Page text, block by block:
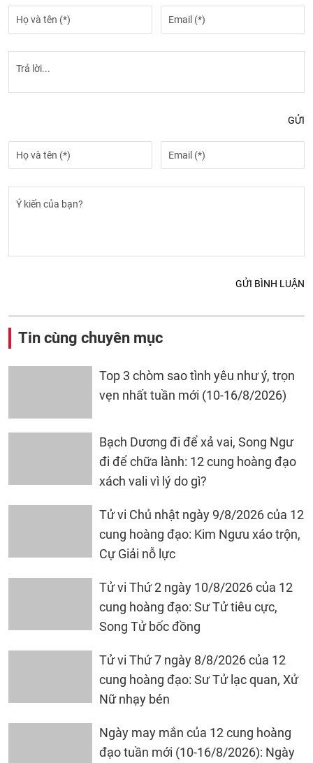
GỬI
GỬI BÌNH LUẬN
Tin cùng chuyên mục
Top 3 chòm sao tình yêu như ý, trọn
vẹn nhất tuần mới (10-16/8/2026)
Bạch Dương đi để xả vai, Song Ngư
đi để chữa lành: 12 cung hoàng đạo
xách vali vì lý do gì?
Tử vi Chủ nhật ngày 9/8/2026 của 12
cung hoàng đạo: Kim Ngưu xáo trộn,
Cự Giải nỗ lực
Tử vi Thứ 2 ngày 10/8/2026 của 12
cung hoàng đạo: Sư Tử tiêu cực,
Song Tử bốc đồng
Tử vi Thứ 7 ngày 8/8/2026 của 12
cung hoàng đạo: Sư Tử lạc quan, Xử
Nữ nhạy bén
Ngày may mắn của 12 cung hoàng
đạo tuần mới (10-16/8/2026): Ngày